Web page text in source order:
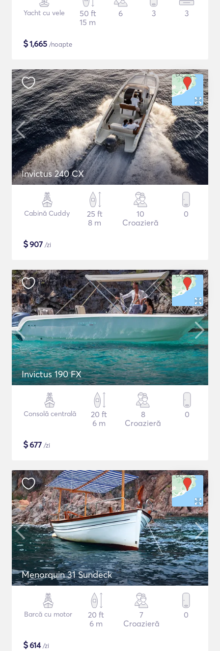
Yacht cu vele
50 ft
15 m
6 3 3
$1,665 /noapte
Invictus 240 CX
Cabină Cuddy
25 ft
8 m
10
Croazieră
0
$907 /zi
Invictus 190 FX
Consolă centrală
20 ft
6 m
8
Croazieră
0
$677 /zi
Menorquin 31 Sundeck
Barcă cu motor
20 ft
6 m
7
Croazieră
0
$614/zi